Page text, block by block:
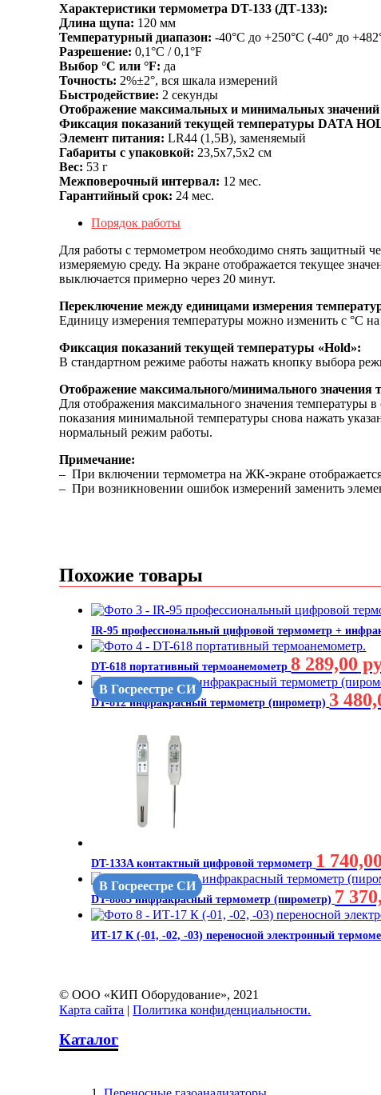
Характеристики термометра DT-133 (ДТ-133):
Длина щупа: 120 мм
Температурный диапазон: -40°C до +250°C (-40° до
Разрешение: 0,1°C / 0,1°F
Выбор °C или °F: да
Точность: 2%±2°, вся шкала измерений
Быстродействие: 2 секунды
Отображение максимальных и минимальных
Фиксация показаний текущей температуры DATA
Элемент питания: LR44 (1,5В), заменяемый
Габариты с упаковкой: 23,5х7,5х2 см
Вес: 53 г
Межповерочный интервал: 12 мес.
Гарантийный срок: 24 мес.
Порядок работы
Для работы с термометром необходимо снять защитный
измеряемую среду. На экране отображается текущее
выключается примерно через 20 минут.
Переключение между единицами измерения
Единицу измерения температуры можно изменить с °C
Фиксация показаний текущей температуры «Hold»:
В стандартном режиме работы нажать кнопку выбора
Отображение максимального/минимального значения
Для отображения максимального значения
показания минимальной температуры снова нажать
нормальный режим работы.
Примечание:
– При включении термометра на ЖК-экране отображается
– При возникновении ошибок измерений заменить
Похожие товары
IR-95 профессиональный цифровой термометр +
DT-618 портативный термоанемометр 8 289,00
В Госреестре СИ
DT-812 инфракрасный термометр (пирометр) 3
DT-133A контактный цифровой термометр 1 740,00
В Госреестре СИ
DT-8863 инфракрасный термометр (пирометр) 7
ИТ-17 К (-01, -02, -03) переносной электронный
© ООО «КИП Оборудование», 2021
Карта сайта |Политика конфиденциальности.
Каталог